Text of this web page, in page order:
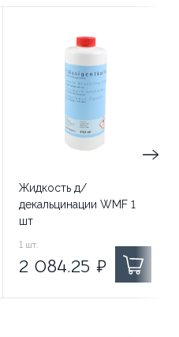
Жидкость д/
декальцинации WMF 1
шт
2 084.25
1 шт.
2 084.25 ₽